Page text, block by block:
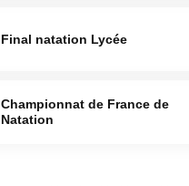
Final natation Lycée
Championnat de France de
Natation